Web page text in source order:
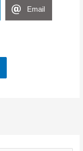
Email